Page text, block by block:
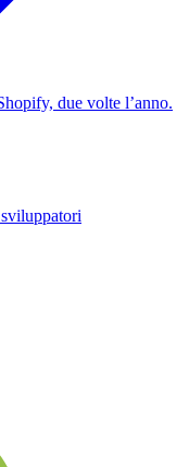
due volte l’anno.